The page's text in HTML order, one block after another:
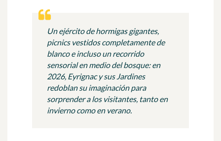
Un ejército de hormigas gigantes,
picnics vestidos completamente de
blanco e incluso un recorrido
sensorial en medio del bosque: en
2026, Eyrignac y sus Jardines
redoblan su imaginación para
sorprender a los visitantes, tanto en
invierno como en verano.